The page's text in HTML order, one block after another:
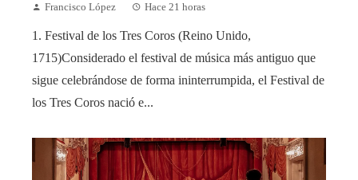
Francisco López Hace 21 horas
1. Festival de los Tres Coros (Reino Unido,
1715)Considerado el festival de música más antiguo que
sigue celebrándose de forma ininterrumpida, el Festival de
los Tres Coros nació e...